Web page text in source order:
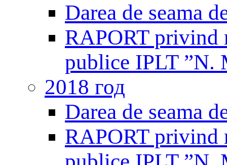
Darea de seama
RAPORT privind
publice IPLT ”N.
2018 год
Darea de seama
RAPORT privind